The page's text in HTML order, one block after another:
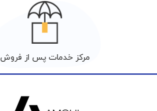
مرکز خدمات پس از فروش